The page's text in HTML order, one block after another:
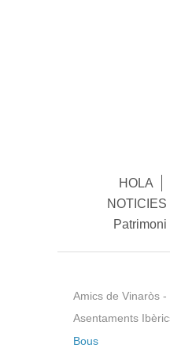
HOLA
NOTICIES
Patrimoni
Amics de Vinaròs -
Asentaments
Bous